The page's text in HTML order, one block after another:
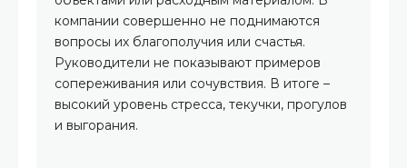
компании совершенно не поднимаются
вопросы их благополучия или счастья.
Руководители не показывают примеров
сопереживания или сочувствия. В итоге –
высокий уровень стресса, текучки, прогулов
и выгорания.